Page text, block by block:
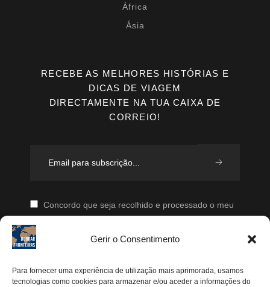
Gerir o Consentimento
Para fornecer uma experiência de utilização mais aprimorada, usamos
tecnologias como cookies para armazenar e/ou aceder a informações do
África
Ásia
RECEBE AS MELHORES HISTÓRIAS E
DICAS DE VIAGEM
DIRECTAMENTE NA TUA CAIXA DE
CORREIO!
Concordo que seja recolhido e processado o meu
modo a que posteriormente possam enviar-me emails